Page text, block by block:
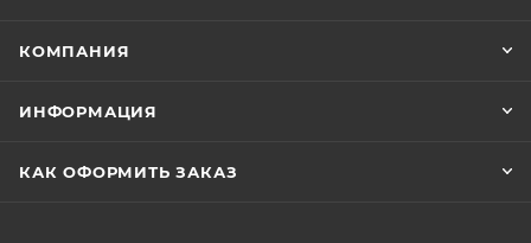
КОМПАНИЯ
ИНФОРМАЦИЯ
КАК ОФОРМИТЬ ЗАКАЗ